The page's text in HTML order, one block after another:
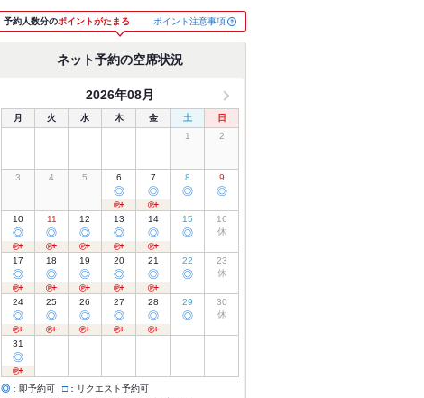
予約人数分のポイントがたまる ポイント注意事項
ネット予約の空席状況
2026年08月
月 火 水 木 金 土
日
1
2
3 4 5 6
◎
7
◎
8
◎
9
◎
10
◎
11
◎
12
◎
13
◎
14
◎
15
◎
16
休
17
◎
18
◎
19
◎
20
◎
21
◎
22
◎
23
休
24
◎
25
◎
26
◎
27
◎
28
◎
29
◎
30
休
31
◎
◎ ：即予約可 □ ：リクエスト予約可